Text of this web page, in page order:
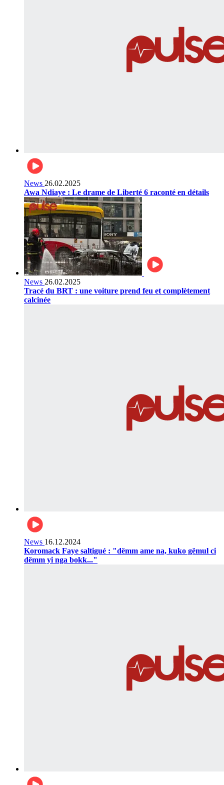
News 26.02.2025
Awa Ndiaye : Le drame de Liberté 6 raconté en détails
News 26.02.2025
Tracé du BRT : une voiture prend feu et complètement
calcinée
News 16.12.2024
Koromack Faye saltigué : "dëmm ame na, kuko gëmul ci
dëmm yi nga bokk..."